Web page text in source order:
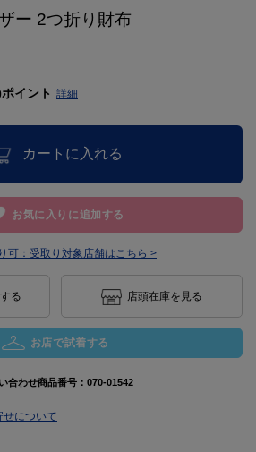
ー 2つ折り財布
ポイント 詳細
カートに入れる
お気に入りに追加する
可： 受取り対象店舗はこちら >
る 店頭在庫を見る
お店で試着する
合わせ商品番号： 070-01542
せについて